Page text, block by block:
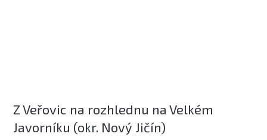
Z Veřovic na rozhlednu na Velkém
Javorníku (okr. Nový Jičín)